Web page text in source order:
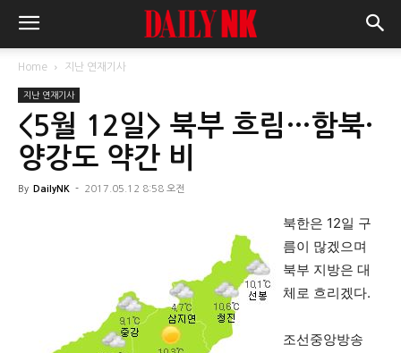
Home 지난 연재기사
지난 연재기사
<5월 12일> 북부 흐림…함북·
양강도 약간 비
By DailyNK - 2017.05.12 8:58 오전
북한은 12일 구
름이 많겠으며
북부 지방은 대
체로 흐리겠다.
조선중앙방송